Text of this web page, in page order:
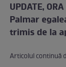
UPDATE,
Palmar
trimis de la
Articolul continuă